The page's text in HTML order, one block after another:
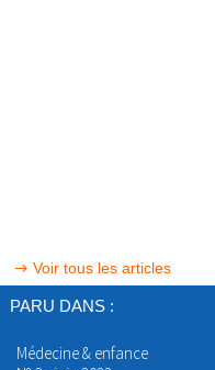
Voir tous les articles
PARU DANS :
Médecine & enfance